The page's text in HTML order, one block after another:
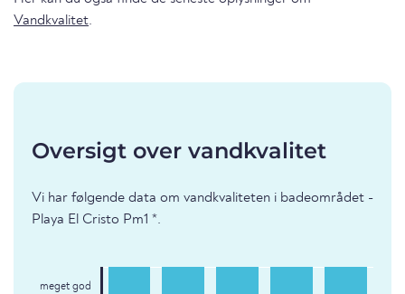
Vandkvalitet.
Oversigt over vandkvalitet
Vi har følgende data om vandkvaliteten i badeområdet -
Playa El Cristo Pm1 *.
meget god